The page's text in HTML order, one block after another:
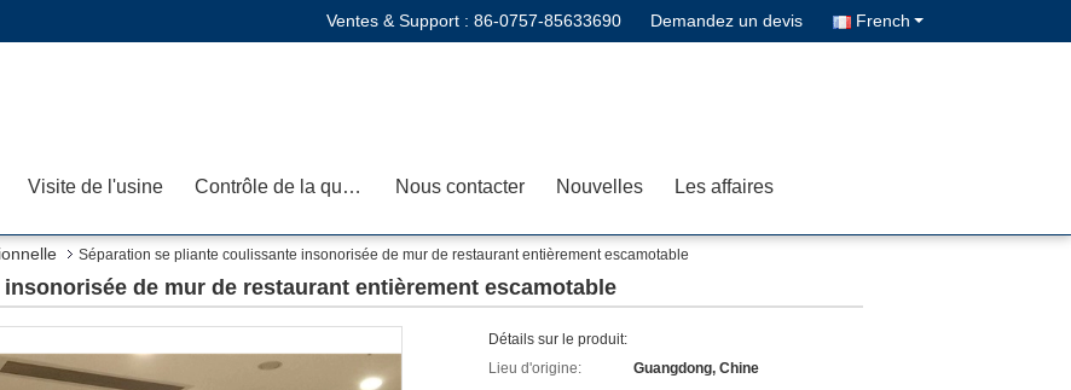
Ventes & Support : 86-0757-85633690 Demandez un devis French
Visite de l'usine Contrôle de la qualité Nous contacter Nouvelles Les affaires
Séparation se pliante coulissante insonorisée de mur de restaurant entièrement escamotable
de mur de restaurant entièrement escamotable
Détails sur le produit:
Lieu d'origine:
Guangdong, Chine